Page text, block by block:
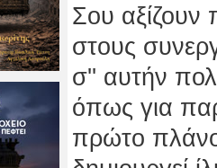
Σου αξίζουν
στους
σ'' αυτήν
όπως για
πρώτο